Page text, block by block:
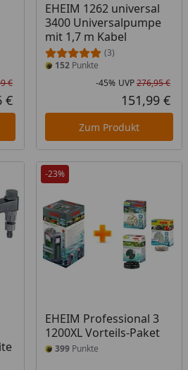
Rabatt in Prozent
Ursprünglicher Preis
€
Aktueller Preis
€
EHEIM 1262 universal
3400 Universalpumpe
mit 1,7 m Kabel
(3)
152Punkte
-45% UVP276,95 €
151,99 €
Zum Produkt
-23%
EHEIM Professional 3
1200XL Vorteils-Paket
399Punkte